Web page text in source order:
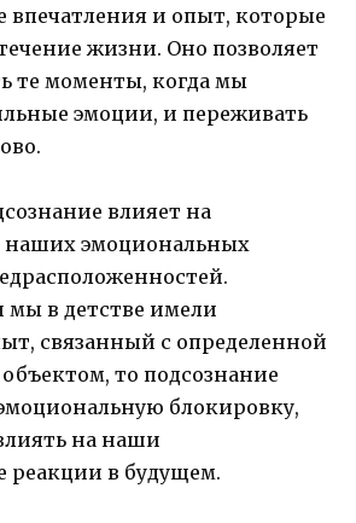
впечатления и опыт, которые
жизни. Оно позволяет
те моменты, когда мы
эмоции, и переживать
влияет на
эмоциональных
мы в детстве имели
связанный с определенной
то подсознание
блокировку,
на наши
реакции в будущем.